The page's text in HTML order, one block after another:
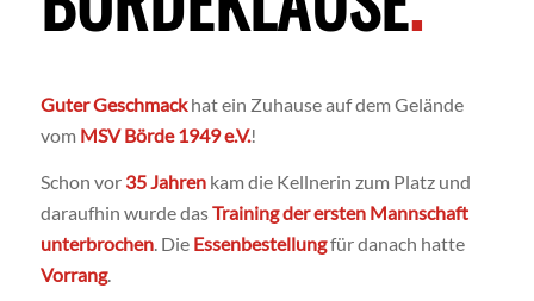
Guter Geschmackhat ein Zuhause auf dem Gelände
vom MSV Börde 1949 e.V.!
Schon vor 35 Jahrenkam die Kellnerin zum Platz und
daraufhin wurde dasTraining der ersten Mannschaft
unterbrochen. Die Essenbestellungfür danach hatte
Vorrang.